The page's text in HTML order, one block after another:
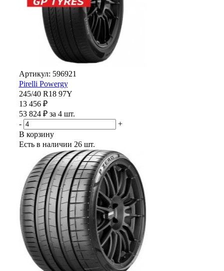
Артикул: 596921
Pirelli Powergy
245/40 R18 97Y
13 456 ₽
53 824 ₽ за 4 шт.
-
+
В корзину
Есть в наличии 26 шт.